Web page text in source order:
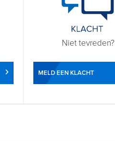
Niet tevreden?
MELD EEN KLACHT